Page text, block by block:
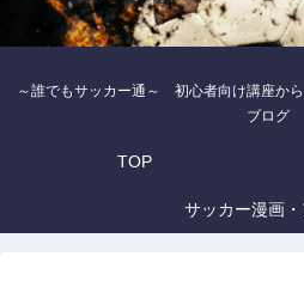
～誰でもサッカー通～ 初心者向け講座か
ブログ
TOP
サッカー漫画・